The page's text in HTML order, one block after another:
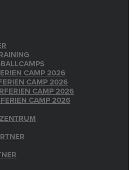
CAMP 2026
CAMP 2026
CAMP 2026
CAMP 2026